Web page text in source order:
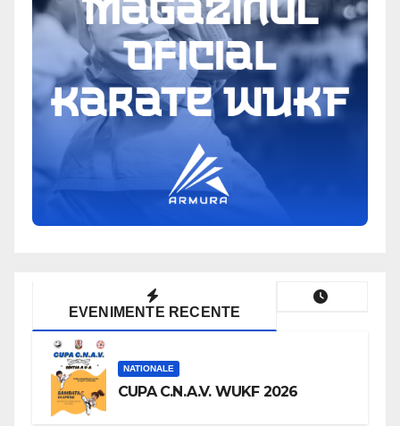
EVENIMENTE RECENTE
NATIONALE
CUPA C.N.A.V. WUKF 2026